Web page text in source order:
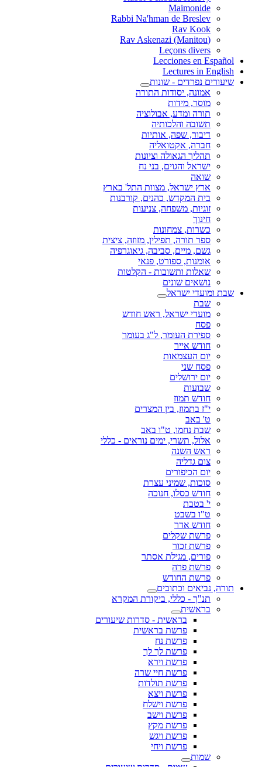
Maimonide
Rabbi Na'hman de Breslev
Rav Kook
(Rav Askenazi (Manitou
Leçons divers
Lecciones en Español
Lectures in English
שיעורים נפרדים - שונות
אמונה, יסודות התורה
מוסר, מידות
תורה ומדע, אבולוציה
תשובה והלכותיה
דיבור, שפה, אותיות
חברה, אקטואליה
תהליך הגאולה וציונות
ישראל והגוים, בני נח
שואה
ארץ ישראל, מצוות התל' בארץ
בית המקדש, כהנים, קורבנות
זוגיות, משפחה, צניעות
חינוך
כשרות, צמחונות
ספר תורה, תפילין, מזוזה, ציצית
גשם, מיים, סביבה, גיאוגרפיה
אומנות, ספורט, פנאי
שאלות ותשובות - הקלטות
נושאים שונים
שבת ומועדי ישראל
שבת
מועדי ישראל, ראש חודש
פסח
ספירת העומר, ל"ג בעומר
חודש אייר
יום העצמאות
פסח שני
יום ירושלים
שבועות
חודש תמוז
י"ז בתמוז, בין המצרים
ט' באב
שבת נחמו, ט"ו באב
אלול, תשרי, ימים נוראים - כללי
ראש השנה
צום גדליה
יום הכיפורים
סוכות, שמיני עצרת
חודש כסלו, חנוכה
י' בטבת
ט"ו בשבט
חודש אדר
פרשת שקלים
פרשת זכור
פורים, מגילת אסתר
פרשת פרה
פרשת החודש
תורה, נביאים וכתובים
תנ"ך - כללי, ביקורת המקרא
בראשית
בראשית - סדרות שיעורים
פרשת בראשית
פרשת נח
פרשת לך לך
פרשת וירא
פרשת חיי שרה
פרשת תולדות
פרשת ויצא
פרשת וישלח
פרשת וישב
פרשת מקץ
פרשת ויגש
פרשת ויחי
שמות